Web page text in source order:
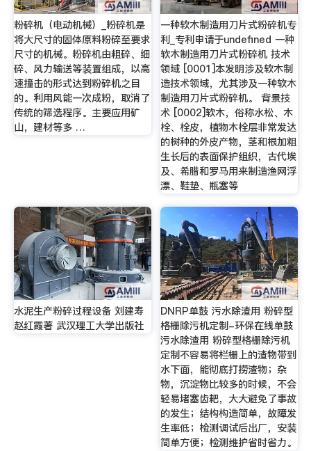
粉碎机（电动机械）_粉碎机是
将大尺寸的固体原料粉碎至要求
尺寸的机械。粉碎机由粗碎、细
碎、风力输送等装置组成，以高
速撞击的形式达到粉碎机之目
的。利用风能一次成粉，取消了
传统的筛选程序。主要应用矿
山，建材等多 …
一种软木制造用刀片式粉碎机专
利_专利申请于undefined 一种
软木制造用刀片式粉碎机 技术
领域 [0001]本发明涉及软木制
造技术领域，尤其涉及一种软木
制造用刀片式粉碎机。 背景技
术 [0002]软木，俗称水松、木
栓、栓皮，植物木栓层非常发达
的树种的外皮产物，茎和根加粗
生长后的表面保护组织，古代埃
及、希腊和罗马用来制造渔网浮
漂、鞋垫、瓶塞等
水泥生产粉碎过程设备 刘建寿
赵红霞著 武汉理工大学出版社
DNRP单鼓 污水除渣用 粉碎型
格栅除污机定制-环保在线单鼓
污水除渣用 粉碎型格栅除污机
定制不容易将栏栅上的渣物带到
水下面，能彻底打捞渣物；杂
物，沉淀物比较多的时候，不会
轻易堵塞齿耙，大大避免了事故
的发生；结构构造简单，故障发
生率低；检测调试后出厂，安装
简单方便；检测维护省时省力。